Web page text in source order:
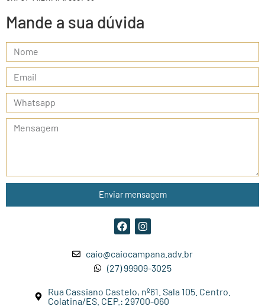
Mande a sua dúvida
Enviar mensagem
caio@caiocampana.adv.br
(27) 99909-3025
Rua Cassiano Castelo, nº61. Sala 105. Centro.
Colatina/ES. CEP.: 29700-060